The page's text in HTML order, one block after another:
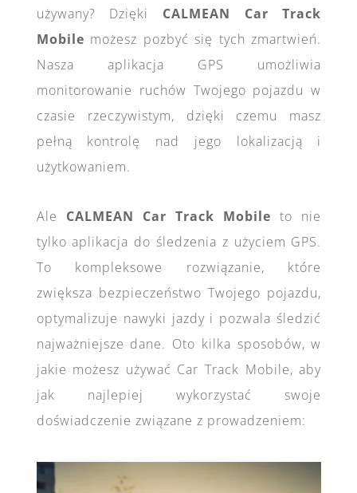
używany? Dzięki CALMEAN Car Track
Mobile możesz pozbyć się tych zmartwień.
Nasza aplikacja GPS umożliwia
monitorowanie ruchów Twojego pojazdu w
czasie rzeczywistym, dzięki czemu masz
pełną kontrolę nad jego lokalizacją i
użytkowaniem.
Ale CALMEAN Car Track Mobile to nie
tylko aplikacja do śledzenia z użyciem GPS.
To kompleksowe rozwiązanie, które
zwiększa bezpieczeństwo Twojego pojazdu,
optymalizuje nawyki jazdy i pozwala śledzić
najważniejsze dane. Oto kilka sposobów, w
jakie możesz używać Car Track Mobile, aby
jak najlepiej wykorzystać swoje
doświadczenie związane z prowadzeniem: